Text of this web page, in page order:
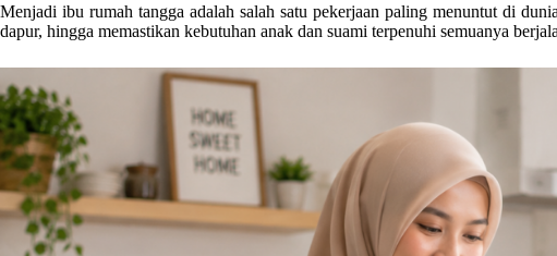
Menjadi ibu rumah tangga adalah salah satu pekerjaan paling menuntut di
dapur, hingga memastikan kebutuhan anak dan suami terpenuhi semuanya